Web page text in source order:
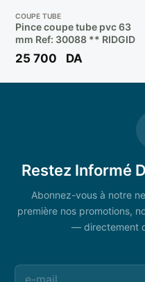
COUPE TUBE
Pince coupe tube pvc 63
mm Ref: 30088 ** RIDGID
25 700 DA
Restez Informé
Abonnez-vous à notre
première nos promotions,
— directement